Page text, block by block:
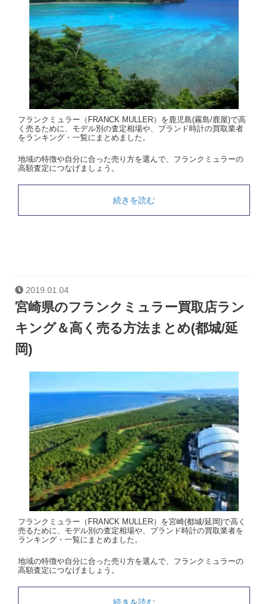
フランクミュラー（FRANCK MULLER）を鹿児島(霧島/鹿屋)で高
く売るために、モデル別の査定相場や、ブランド時計の買取業者
をランキング・一覧にまとめました。
地域の特徴や自分に合った売り方を選んで、フランクミュラーの
高額査定につなげましょう。
続きを読む
2019.01.04
宮崎県のフランクミュラー買取店ラン
キング＆高く売る方法まとめ(都城/延
岡)
フランクミュラー（FRANCK MULLER）を宮崎(都城/延岡)で高く
売るために、モデル別の査定相場や、ブランド時計の買取業者を
ランキング・一覧にまとめました。
地域の特徴や自分に合った売り方を選んで、フランクミュラーの
高額査定につなげましょう。